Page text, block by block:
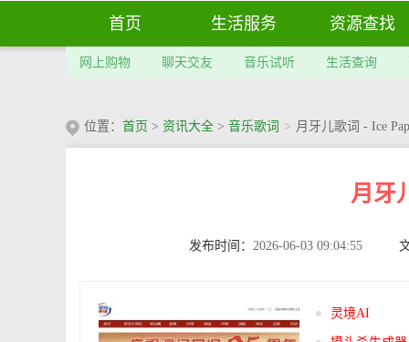
首页 生活服务 资源查找
网上购物 聊天交友 音乐试听 生活查询
位置： 首页 > 资讯大全 > 音乐歌词 > 月牙儿歌词 - Ice
月牙
发布时间： 2026-06-03 09:04:55
灵境AI